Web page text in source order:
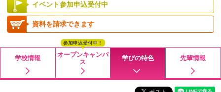
イベント参加申込受付中
資料を請求できます
学校情報
オープンキャンパ
ス
参加申込受付中！
学びの特色 先輩情報